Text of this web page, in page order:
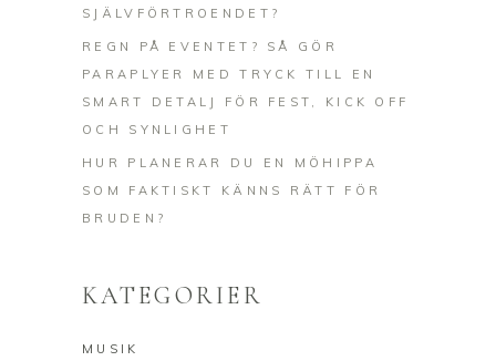
SJÄLVFÖRTROENDET?
REGN PÅ EVENTET? SÅ GÖR
PARAPLYER MED TRYCK TILL EN
SMART DETALJ FÖR FEST, KICK OFF
OCH SYNLIGHET
HUR PLANERAR DU EN MÖHIPPA
SOM FAKTISKT KÄNNS RÄTT FÖR
BRUDEN?
KATEGORIER
MUSIK